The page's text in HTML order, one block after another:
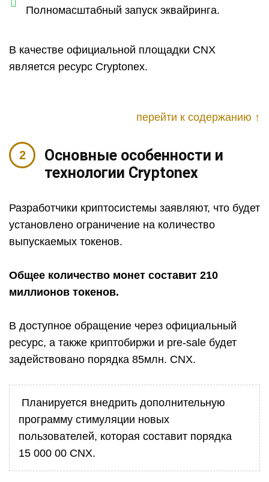
Полномасштабный запуск эквайринга.
В качестве официальной площадки CNX
является ресурс Cryptonex.
перейти к содержанию ↑
Основные особенности и
технологии Cryptonex
Разработчики криптосистемы заявляют, что будет
установлено ограничение на количество
выпускаемых токенов.
Общее количество монет составит 210
миллионов токенов.
В доступное обращение через официальный
ресурс, а также криптобиржи и pre-sale будет
задействовано порядка 85млн. CNX.
Планируется внедрить дополнительную
программу стимуляции новых
пользователей, которая составит порядка
15 000 00 CNX.